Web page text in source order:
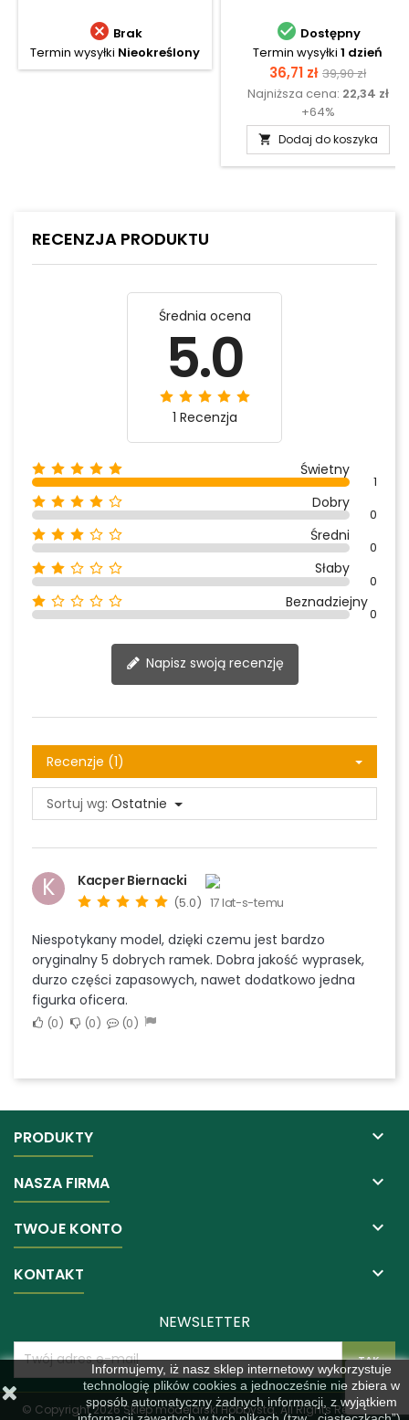
 Brak
Termin wysyłki Nieokreślony
 Dostępny
Termin wysyłki 1 dzień
Cena
36,71 zł Cena
podstawowa
39,90 zł
Najniższa cena: 22,34 zł
+64%
 Dodaj do koszyka
RECENZJA PRODUKTU
Średnia ocena
5.0
1 Recenzja
Świetny
1
Dobry
0
Średni
0
Słaby
0
Beznadziejny
0
Napisz swoją recenzję
Recenzje (1)
Sortuj wg: Ostatnie
K Kacper Biernacki
(5.0) 17 lat-s-temu
Niespotykany model, dzięki czemu jest bardzo
oryginalny 5 dobrych ramek. Dobra jakość wyprasek,
durzo części zapasowych, nawet dodatkowo jedna
figurka oficera.
0 0 0
PRODUKTY 
NASZA FIRMA 
TWOJE KONTO 
KONTAKT 
Informujemy, iż nasz sklep internetowy wykorzystuje
technologię plików cookies a jednocześnie nie zbiera w
sposób automatyczny żadnych informacji, z wyjątkiem
NEWSLETTER
© Copyright 2026 Sklep modelarski Hobbysta. All Rights Reserved.